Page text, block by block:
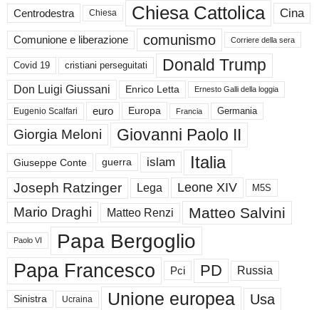
Centrodestra Chiesa Chiesa Cattolica Cina
Comunione e liberazione comunismo Corriere della sera
Covid 19 cristiani perseguitati Donald Trump
Don Luigi Giussani Enrico Letta Ernesto Galli della loggia
Eugenio Scalfari euro Europa Francia Germania
Giorgia Meloni Giovanni Paolo II
Giuseppe Conte guerra islam Italia
Joseph Ratzinger Lega Leone XIV M5S
Mario Draghi Matteo Renzi Matteo Salvini
Paolo VI Papa Bergoglio
Papa Francesco Pci PD Russia
Sinistra Ucraina Unione europea Usa